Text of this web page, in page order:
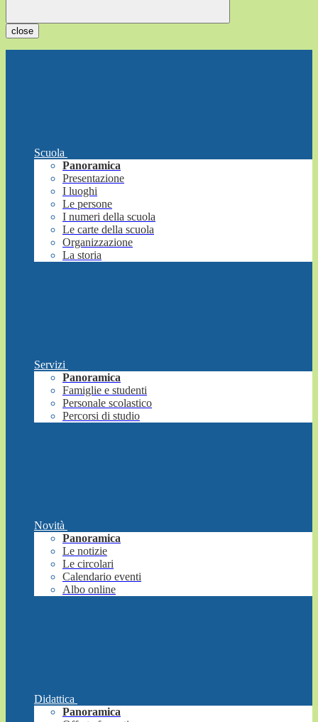
close
Scuola
Panoramica
Presentazione
I luoghi
Le persone
I numeri della scuola
Le carte della scuola
Organizzazione
La storia
Servizi
Panoramica
Famiglie e studenti
Personale scolastico
Percorsi di studio
Novità
Panoramica
Le notizie
Le circolari
Calendario eventi
Albo online
Didattica
Panoramica